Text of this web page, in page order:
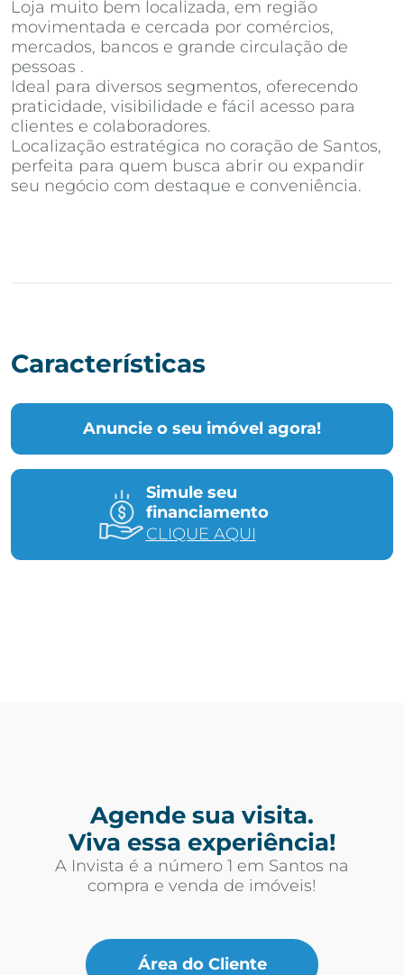
Loja muito bem localizada, em região
movimentada e cercada por comércios,
mercados, bancos e grande circulação de
pessoas .
Ideal para diversos segmentos, oferecendo
praticidade, visibilidade e fácil acesso para
clientes e colaboradores.
Localização estratégica no coração de Santos,
perfeita para quem busca abrir ou expandir
seu negócio com destaque e conveniência.
Anuncie o seu imóvel agora!
Simule seu
financiamento
CLIQUE AQUI
Características
Agende sua visita.
Viva essa experiência!
A Invista é a número 1 em Santos na
compra e venda de imóveis!
Área do Cliente